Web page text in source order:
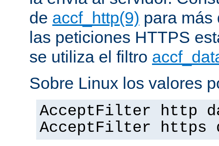
de accf_http(9) para más
las peticiones HTTPS
se utiliza el filtro
Sobre Linux los valores
AcceptFilter http
AcceptFilter https